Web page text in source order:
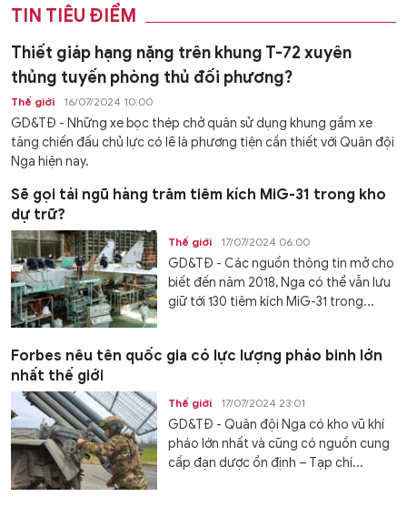
TIN TIÊU ĐIỂM
Thiết giáp hạng nặng trên khung T-72 xuyên
thủng tuyến phòng thủ đối phương?
Thế giới 16/07/2024 10:00
GD&TĐ - Những xe bọc thép chở quân sử dụng khung gầm xe
tăng chiến đấu chủ lực có lẽ là phương tiện cần thiết với Quân đội
Nga hiện nay.
Sẽ gọi tái ngũ hàng trăm tiêm kích MiG-31 trong kho
dự trữ?
Thế giới 17/07/2024 06:00
GD&TĐ - Các nguồn thông tin mở cho
biết đến năm 2018, Nga có thể vẫn lưu
giữ tới 130 tiêm kích MiG-31 trong...
Forbes nêu tên quốc gia có lực lượng pháo binh lớn
nhất thế giới
Thế giới 17/07/2024 23:01
GD&TĐ - Quân đội Nga có kho vũ khí
pháo lớn nhất và cũng có nguồn cung
cấp đạn dược ổn định – Tạp chí...